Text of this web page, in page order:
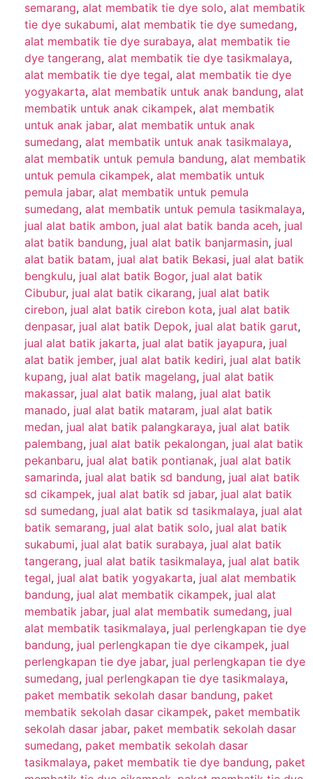
semarang, alat membatik tie dye solo, alat membatik
tie dye sukabumi, alat membatik tie dye sumedang,
alat membatik tie dye surabaya, alat membatik tie
dye tangerang, alat membatik tie dye tasikmalaya,
alat membatik tie dye tegal, alat membatik tie dye
yogyakarta, alat membatik untuk anak bandung, alat
membatik untuk anak cikampek, alat membatik
untuk anak jabar, alat membatik untuk anak
sumedang, alat membatik untuk anak tasikmalaya,
alat membatik untuk pemula bandung, alat membatik
untuk pemula cikampek, alat membatik untuk
pemula jabar, alat membatik untuk pemula
sumedang, alat membatik untuk pemula tasikmalaya,
jual alat batik ambon, jual alat batik banda aceh, jual
alat batik bandung, jual alat batik banjarmasin, jual
alat batik batam, jual alat batik Bekasi, jual alat batik
bengkulu, jual alat batik Bogor, jual alat batik
Cibubur, jual alat batik cikarang, jual alat batik
cirebon, jual alat batik cirebon kota, jual alat batik
denpasar, jual alat batik Depok, jual alat batik garut,
jual alat batik jakarta, jual alat batik jayapura, jual
alat batik jember, jual alat batik kediri, jual alat batik
kupang, jual alat batik magelang, jual alat batik
makassar, jual alat batik malang, jual alat batik
manado, jual alat batik mataram, jual alat batik
medan, jual alat batik palangkaraya, jual alat batik
palembang, jual alat batik pekalongan, jual alat batik
pekanbaru, jual alat batik pontianak, jual alat batik
samarinda, jual alat batik sd bandung, jual alat batik
sd cikampek, jual alat batik sd jabar, jual alat batik
sd sumedang, jual alat batik sd tasikmalaya, jual alat
batik semarang, jual alat batik solo, jual alat batik
sukabumi, jual alat batik surabaya, jual alat batik
tangerang, jual alat batik tasikmalaya, jual alat batik
tegal, jual alat batik yogyakarta, jual alat membatik
bandung, jual alat membatik cikampek, jual alat
membatik jabar, jual alat membatik sumedang, jual
alat membatik tasikmalaya, jual perlengkapan tie dye
bandung, jual perlengkapan tie dye cikampek, jual
perlengkapan tie dye jabar, jual perlengkapan tie dye
sumedang, jual perlengkapan tie dye tasikmalaya,
paket membatik sekolah dasar bandung, paket
membatik sekolah dasar cikampek, paket membatik
sekolah dasar jabar, paket membatik sekolah dasar
sumedang, paket membatik sekolah dasar
tasikmalaya, paket membatik tie dye bandung, paket